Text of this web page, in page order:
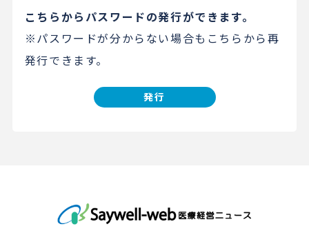
こちらからパスワードの発行ができます。
※パスワードが分からない場合もこちらから再
発行できます。
発行